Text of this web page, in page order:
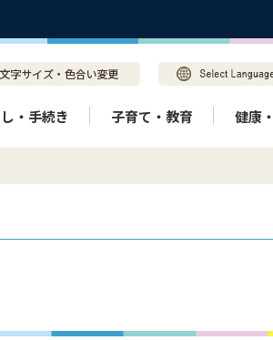
・手続き 子育て・教育 健康